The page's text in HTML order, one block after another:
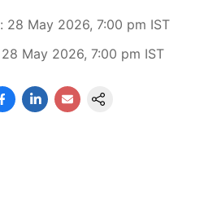
: 28 May 2026, 7:00 pm IST
28 May 2026, 7:00 pm IST